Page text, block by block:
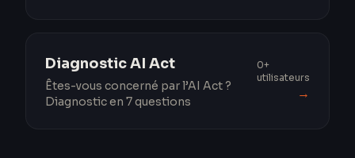
Diagnostic AI Act
Êtes-vous concerné par l’AI Act ?
Diagnostic en 7 questions
0+
utilisateurs
→